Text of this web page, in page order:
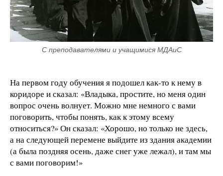
С преподавателями и учащимися МДАиС
На первом году обучения я подошел как-то к нему в
коридоре и сказал: «Владыка, простите, но меня один
вопрос очень волнует. Можно мне немного с вами
поговорить, чтобы понять, как к этому всему
относиться?» Он сказал: «Хорошо, но только не здесь,
а на следующей перемене выйдите из здания академии
(а была поздняя осень, даже снег уже лежал), и там мы
с вами поговорим!»